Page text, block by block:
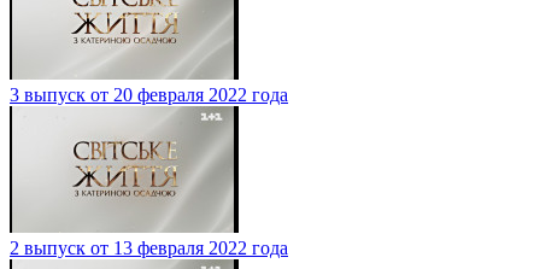
3 выпуск от 20 февраля 2022 года
2 выпуск от 13 февраля 2022 года